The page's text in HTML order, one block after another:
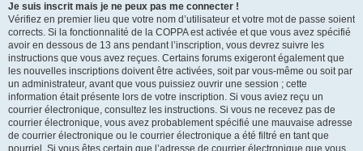
Je suis inscrit mais je ne peux pas me connecter !
Vérifiez en premier lieu que votre nom d’utilisateur et votre mot de passe soient
corrects. Si la fonctionnalité de la COPPA est activée et que vous avez spécifié
avoir en dessous de 13 ans pendant l’inscription, vous devrez suivre les
instructions que vous avez reçues. Certains forums exigeront également que
les nouvelles inscriptions doivent être activées, soit par vous-même ou soit par
un administrateur, avant que vous puissiez ouvrir une session ; cette
information était présente lors de votre inscription. Si vous aviez reçu un
courrier électronique, consultez les instructions. Si vous ne recevez pas de
courrier électronique, vous avez probablement spécifié une mauvaise adresse
de courrier électronique ou le courrier électronique a été filtré en tant que
pourriel. Si vous êtes certain que l’adresse de courrier électronique que vous